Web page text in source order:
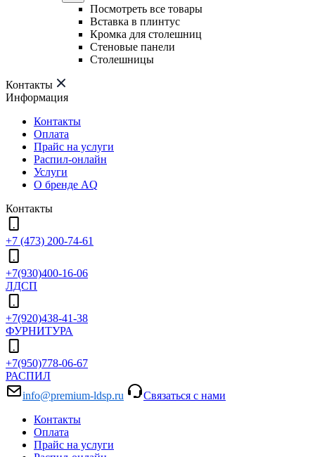
Посмотреть все товары
Вставка в плинтус
Кромка для столешниц
Стеновые панели
Столешницы
Контакты
Информация
Контакты
Оплата
Прайс на услуги
Распил-онлайн
Услуги
О бренде AQ
Контакты
+7 (473) 200-74-61
+7(930)400-16-06
ЛДСП
+7(920)438-41-38
ФУРНИТУРА
+7(950)778-06-67
РАСПИЛ
info@premium-ldsp.ru
Связаться с нами
Контакты
Оплата
Прайс на услуги